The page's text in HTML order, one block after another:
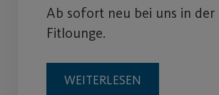
Ab sofort neu bei uns in der
Fitlounge.
WEITERLESEN